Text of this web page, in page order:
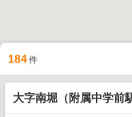
184件
大字南堀（附属中学前